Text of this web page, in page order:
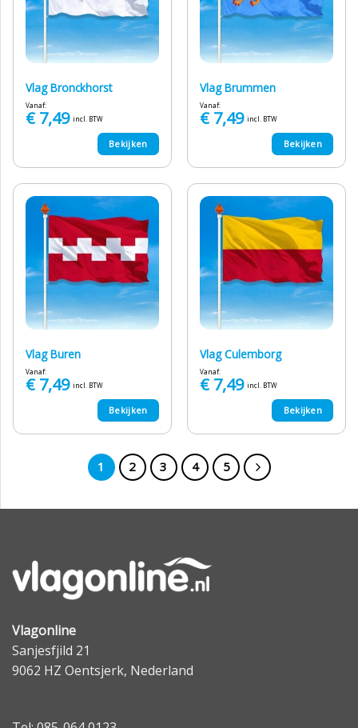
Vlag Bronckhorst
Vanaf:
€7,49 incl. BTW
Bekijken
Vlag Brummen
Vanaf:
€7,49 incl. BTW
Bekijken
Vlag Buren
Vanaf:
€7,49 incl. BTW
Bekijken
Vlag Culemborg
Vanaf:
€7,49 incl. BTW
Bekijken
1 2 3 4 5
Vlagonline
Sanjesfjild 21
9062 HZ Oentsjerk, Nederland